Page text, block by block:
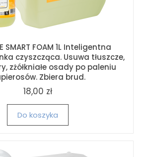
SMART FOAM 1L Inteligentna
czyszcząca. Usuwa tłuszcze,
zżółkniałe osady po paleniu
Zbiera brud.
18,00 zł
Do koszyka